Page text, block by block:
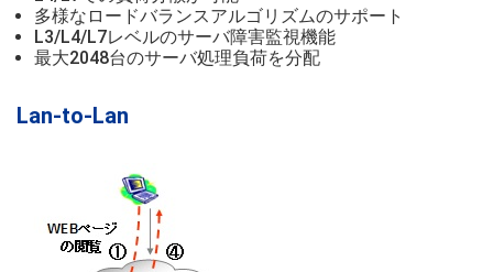
多様なロードバランスアルゴリズムのサポート
L3/L4/L7レベルのサーバ障害監視機能
最大2048台のサーバ処理負荷を分配
Lan-to-Lan